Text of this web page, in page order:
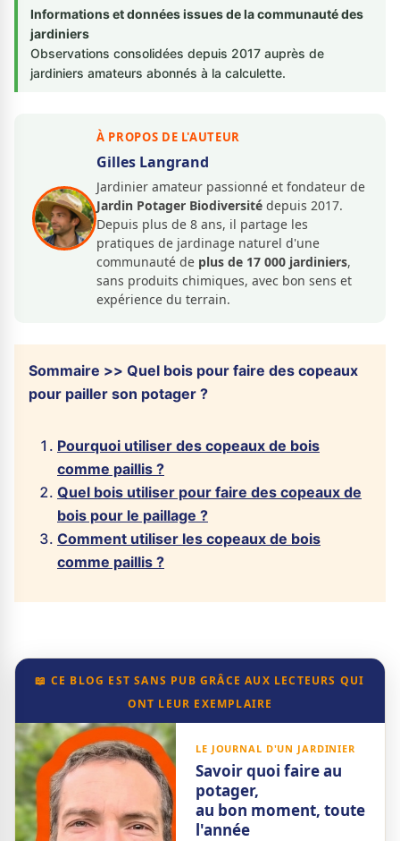
Informations et données issues de la communauté des
jardiniers
Observations consolidées depuis 2017 auprès de
jardiniers amateurs abonnés à la calculette.
À PROPOS DE L'AUTEUR
Gilles Langrand
Jardinier amateur passionné et fondateur de
Jardin Potager Biodiversité depuis 2017.
Depuis plus de 8 ans, il partage les
pratiques de jardinage naturel d'une
communauté de plus de 17 000 jardiniers,
sans produits chimiques, avec bon sens et
expérience du terrain.
Sommaire >> Quel bois pour faire des copeaux
pour pailler son potager ?
Pourquoi utiliser des copeaux de bois
comme paillis ?
Quel bois utiliser pour faire des copeaux de
bois pour le paillage ?
Comment utiliser les copeaux de bois
comme paillis ?
📖 CE BLOG EST SANS PUB GRÂCE AUX LECTEURS QUI
ONT LEUR EXEMPLAIRE
LE JOURNAL D'UN JARDINIER
Savoir quoi faire au
potager,
au bon moment, toute
l'année